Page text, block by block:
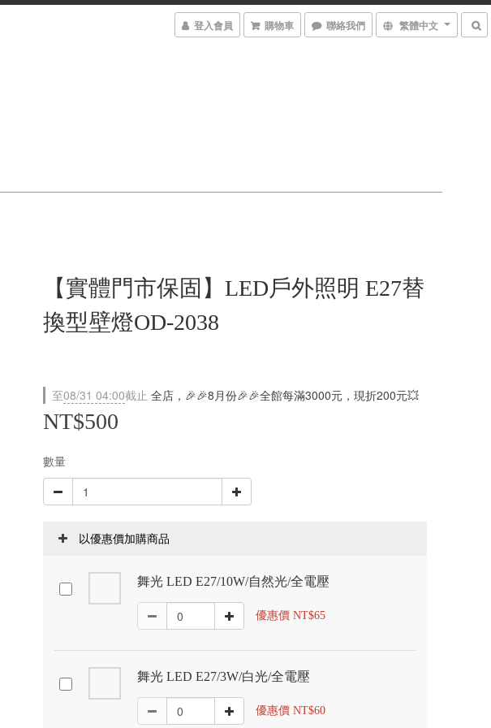
登入會員 購物車 聯絡我們 繁體中文
【實體門市保固】LED戶外照明 E27替
換型壁燈OD-2038
至08/31 04:00截止 全店，🎉🎉8月份🎉🎉全館每滿3000元，現折200元💥
NT$500
數量
以優惠價加購商品
舞光 LED E27/10W/自然光/全電壓
優惠價 NT$65
舞光 LED E27/3W/白光/全電壓
優惠價 NT$60